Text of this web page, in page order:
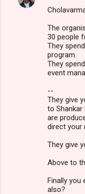
The
30 people
They
program.
They
event
--
They give
to
are
direct your
They give
Above to
Finally you
also?